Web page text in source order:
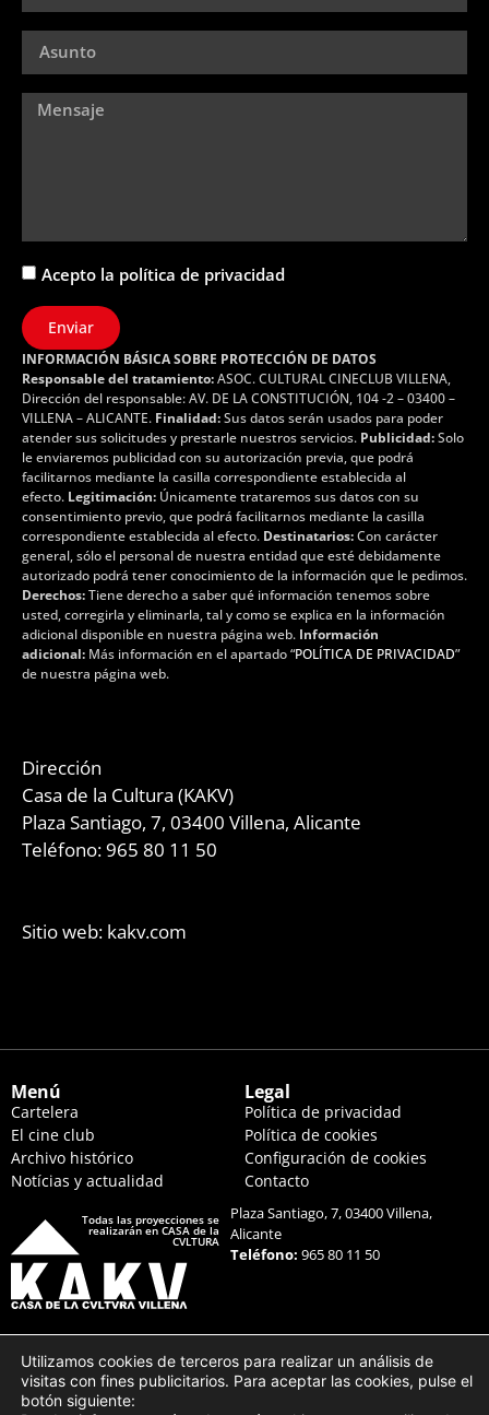
Acepto la política de privacidad
Enviar
INFORMACIÓN BÁSICA SOBRE PROTECCIÓN DE DATOS
Responsable del tratamiento:ASOC. CULTURAL CINECLUB VILLENA,
Dirección del responsable: AV. DE LA CONSTITUCIÓN, 104 -2 – 03400 –
VILLENA – ALICANTE. Finalidad:Sus datos serán usados para poder
atender sus solicitudes y prestarle nuestros servicios. Publicidad:Solo
le enviaremos publicidad con su autorización previa, que podrá
facilitarnos mediante la casilla correspondiente establecida al
efecto. Legitimación: Únicamente trataremos sus datos con su
consentimiento previo, que podrá facilitarnos mediante la casilla
correspondiente establecida al efecto. Destinatarios:Con carácter
general, sólo el personal de nuestra entidad que esté debidamente
autorizado podrá tener conocimiento de la información que le pedimos.
Derechos:Tiene derecho a saber qué información tenemos sobre
usted, corregirla y eliminarla, tal y como se explica en la información
adicional disponible en nuestra página web. Información
adicional: Más información en el apartado “POLÍTICA DE PRIVACIDAD”
de nuestra página web.
Dirección
Casa de la Cultura (KAKV)
Plaza Santiago, 7, 03400 Villena, Alicante
Teléfono: 965 80 11 50
Sitio web: kakv.com
Menú
Cartelera
El cine club
Archivo histórico
Notícias y actualidad
Legal
Política de privacidad
Política de cookies
Configuración de cookies
Contacto
Todas las proyecciones se
realizarán en CASA de la
CVLTURA
Plaza Santiago, 7, 03400 Villena,
Alicante
Teléfono:965 80 11 50
Utilizamos cookies de terceros para realizar un análisis de
visitas con fines publicitarios. Para aceptar las cookies, pulse el
botón siguiente: